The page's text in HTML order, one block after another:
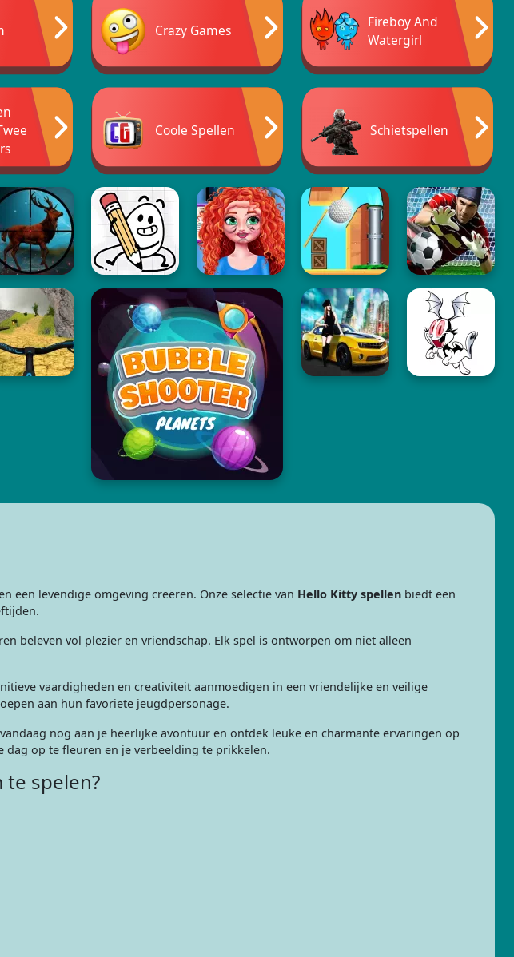
Crazy Games
Fireboy And
Watergirl
Coole Spellen Schietspellen
een levendige omgeving creëren. Onze selectie van Hello Kitty spellen biedt een
beleven vol plezier en vriendschap. Elk spel is ontworpen om niet alleen
vaardigheden en creativiteit aanmoedigen in een vriendelijke en veilige
aan hun favoriete jeugdpersonage.
nog aan je heerlijke avontuur en ontdek leuke en charmante ervaringen op
dag op te fleuren en je verbeelding te prikkelen.
spelen?